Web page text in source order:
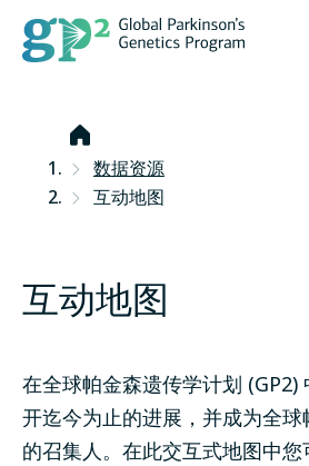
首
页 数据资源
互动地图
互动地图
在全球帕金森遗传学计划 (GP2)
开迄今为止的进展，并成为全球
的召集人。 在此交互式地图中您